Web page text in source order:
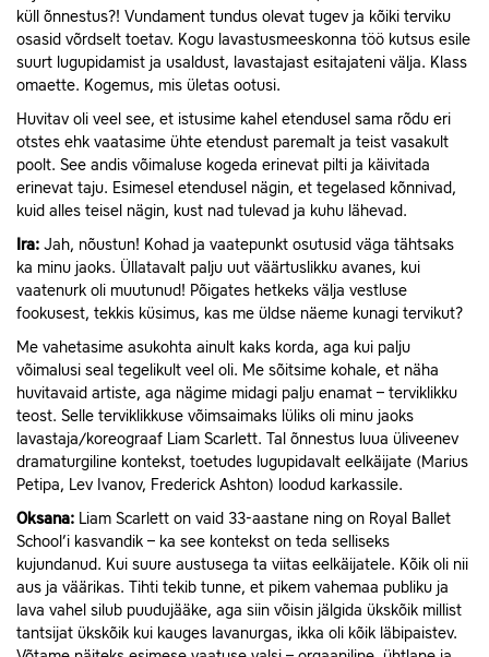
küll õnnestus?! Vundament tundus olevat tugev ja kõiki terviku
osasid võrdselt toetav. Kogu lavastusmeeskonna töö kutsus esile
suurt lugupidamist ja usaldust, lavastajast esitajateni välja. Klass
omaette. Kogemus, mis ületas ootusi.
Huvitav oli veel see, et istusime kahel etendusel sama rõdu eri
otstes ehk vaatasime ühte etendust paremalt ja teist vasakult
poolt. See andis võimaluse kogeda erinevat pilti ja käivitada
erinevat taju. Esimesel etendusel nägin, et tegelased kõnnivad,
kuid alles teisel nägin, kust nad tulevad ja kuhu lähevad.
Ira: Jah, nõustun! Kohad ja vaatepunkt osutusid väga tähtsaks
ka minu jaoks. Üllatavalt palju uut väärtuslikku avanes, kui
vaatenurk oli muutunud! Põigates hetkeks välja vestluse
fookusest, tekkis küsimus, kas me üldse näeme kunagi tervikut?
Me vahetasime asukohta ainult kaks korda, aga kui palju
võimalusi seal tegelikult veel oli. Me sõitsime kohale, et näha
huvitavaid artiste, aga nägime midagi palju enamat – terviklikku
teost. Selle terviklikkuse võimsaimaks lüliks oli minu jaoks
lavastaja/koreograaf Liam Scarlett. Tal õnnestus luua üliveenev
dramaturgiline kontekst, toetudes lugupidavalt eelkäijate (Marius
Petipa, Lev Ivanov, Frederick Ashton) loodud karkassile.
Oksana: Liam Scarlett on vaid 33-aastane ning on Royal Ballet
School’i kasvandik – ka see kontekst on teda selliseks
kujundanud. Kui suure austusega ta viitas eelkäijatele. Kõik oli nii
aus ja väärikas. Tihti tekib tunne, et pikem vahemaa publiku ja
lava vahel silub puudujääke, aga siin võisin jälgida ükskõik millist
tantsijat ükskõik kui kauges lavanurgas, ikka oli kõik läbipaistev.